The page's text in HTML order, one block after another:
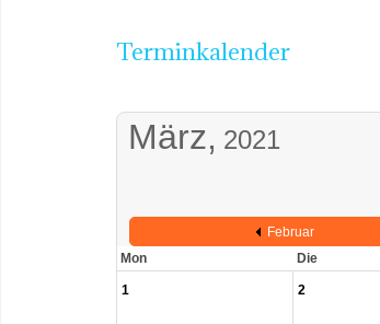
Terminkalender
März, 2021
Februar
Mon
Die
1 2